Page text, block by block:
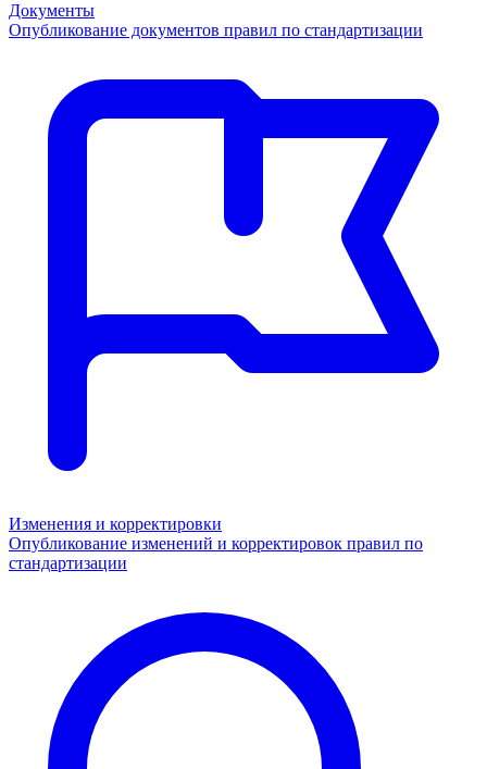
Документы
Опубликование документов правил по стандартизации
Изменения и корректировки
Опубликование изменений и корректировок правил по
стандартизации